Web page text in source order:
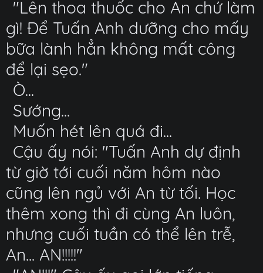
"Lên thoa thuốc cho An chứ làm
gì! Để Tuấn Anh dưỡng cho mấy
bữa lành hẳn không mất công
để lại sẹo."
Ò...
Sướng...
Muốn hét lên quá đi...
Cậu ấy nói: "Tuấn Anh dự định
từ giờ tới cuối năm hôm nào
cũng lên ngủ với An từ tối. Học
thêm xong thì đi cùng An luôn,
nhưng cuối tuần có thể lên trễ,
An... AN!!!!!"